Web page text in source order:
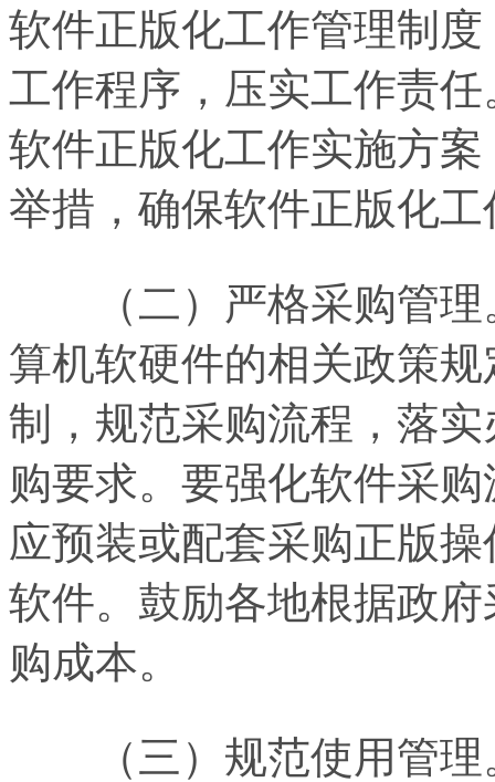
软件正版化工作管理制
工作程序，压实工作责
软件正版化工作实施方
举措，确保软件正版化
（二）严格采购管理
算机软硬件的相关政策
制，规范采购流程，落
购要求。要强化软件采
应预装或配套采购正版
软件。鼓励各地根据政
购成本。
（三）规范使用管理